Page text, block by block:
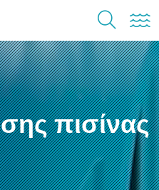
πισίνας